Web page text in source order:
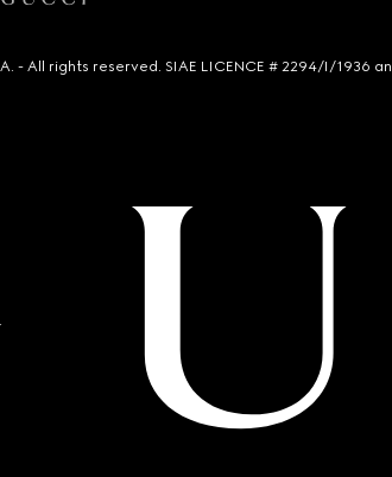
- All rights reserved. SIAE LICENCE # 2294/I/1936